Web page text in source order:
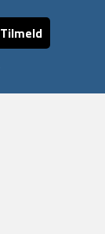
Tilmeld